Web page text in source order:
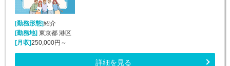
[勤務形態]紹介
[勤務地]東京都 港区
[月収]250,000円～
詳細を見る